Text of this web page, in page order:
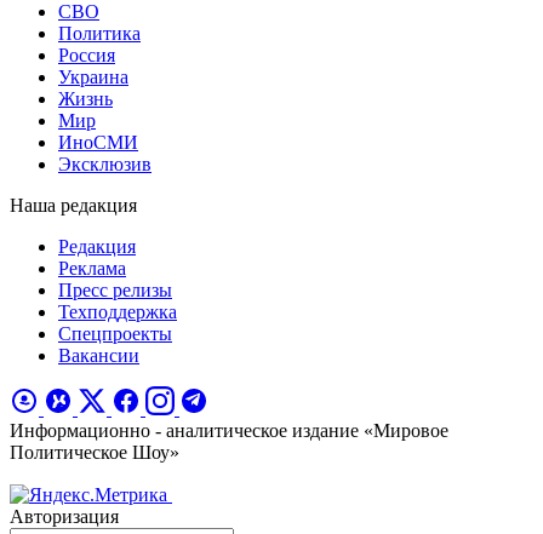
СВО
Политика
Россия
Украина
Жизнь
Мир
ИноСМИ
Эксклюзив
Наша редакция
Редакция
Реклама
Пресс релизы
Техподдержка
Спецпроекты
Вакансии
Информационно - аналитическое издание «Мировое
Политическое Шоу»
Авторизация